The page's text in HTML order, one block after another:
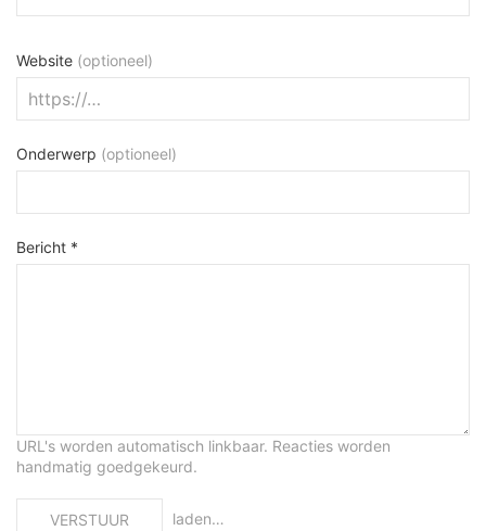
Website (optioneel)
Onderwerp (optioneel)
Bericht *
URL's worden automatisch linkbaar. Reacties worden
handmatig goedgekeurd.
VERSTUUR laden…